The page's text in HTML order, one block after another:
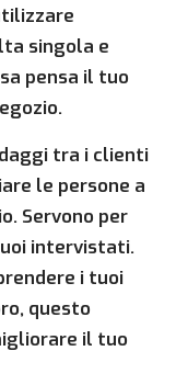
singola e
pensa il tuo
tra i clienti
le persone a
Servono per
intervistati.
i tuoi
questo
il tuo